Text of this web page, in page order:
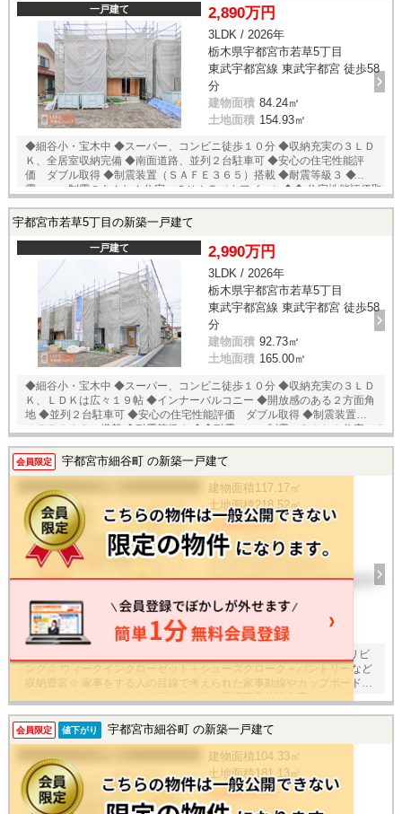
一戸建て 2,890万円
3LDK / 2026年
栃木県宇都宮市若草5丁目
東武宇都宮線 東武宇都宮 徒歩58
分
建物面積 84.24㎡
土地面積 154.93㎡
◆細谷小・宝木中 ◆スーパー、コンビニ徒歩１０分 ◆収納充実の３ＬＤ
Ｋ、全居室収納完備 ◆南面道路、並列２台駐車可 ◆安心の住宅性能評
価 ダブル取得 ◆制震装置（ＳＡＦＥ３６５）搭載 ◆耐震等級３ ◆◆耐
震 ＋ 制震のあんしん住宅。ＱＵＩＥ（クワイエ）◆◆ 住宅性能評価取
え守る、耐力壁。
宇都宮市若草5丁目の新築一戸建て
一戸建て 2,990万円
3LDK / 2026年
栃木県宇都宮市若草5丁目
東武宇都宮線 東武宇都宮 徒歩58
分
建物面積 92.73㎡
土地面積 165.00㎡
◆細谷小・宝木中 ◆スーパー、コンビニ徒歩１０分 ◆収納充実の３ＬＤ
Ｋ、ＬＤＫは広々１９帖 ◆インナーバルコニー ◆開放感のある２方面角
地 ◆並列２台駐車可 ◆安心の住宅性能評価 ダブル取得 ◆制震装置（Ｓ
ＡＦＥ３６５）搭載 ◆耐震等級３ ◆◆耐震 ＋ 制震のあんしん住宅。Ｑ
震の揺れを吸収する家、壁全体で家を支え守る、耐力壁。
会員限定 宇都宮市細谷町 の新築一戸建て
12
枚
建物面積 117.17㎡
土地面積218.52㎡
3,850万円
4LDK / 2026年
栃木県宇都宮市細谷町
東武宇都宮線 東武宇都宮 徒歩51
分
オシャレなリビング階段と吹抜け、広がりを感じる約１８．９帖のリビ
ング☆ ウィークインクローゼット＋シューズクローク＋パントリーなど
収納豊富☆ 家事をする人の目線で考えられた家事動線やカップボード付
きキッチン☆ スーパーまで車で約４分、周辺商業施設充実♪
会員限定 値下がり 宇都宮市細谷町 の新築一戸建て
建物面積 104.33㎡
土地面積181.13㎡
3,580万円